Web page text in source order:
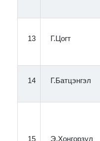
13 Г.Цогт
14 Г.Батцэнгэл
15 Э.Хонгорзул